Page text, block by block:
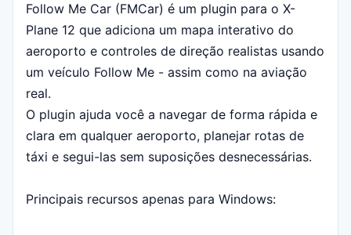
Descrição
Follow Me Car (FMCar) é um plugin para o X-
Plane 12 que adiciona um mapa interativo do
aeroporto e controles de direção realistas usando
um veículo Follow Me - assim como na aviação
real.
O plugin ajuda você a navegar de forma rápida e
clara em qualquer aeroporto, planejar rotas de
táxi e segui-las sem suposições desnecessárias.
Principais recursos apenas para Windows: